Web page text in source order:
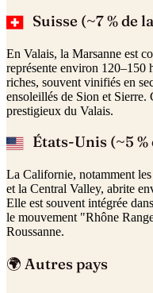
Suisse (~7 % de
En Valais, la Marsanne est
représente environ 120–150
riches, souvent vinifiés en
ensoleillés de Sion et Sierre.
prestigieux du Valais.
États-Unis (~5
La Californie, notamment
et la Central Valley, abrite
Elle est souvent intégrée
le mouvement "Rhône
Roussanne.
🌍 Autres pays